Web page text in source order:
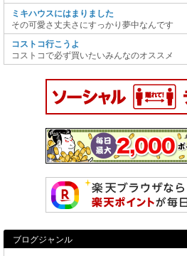
ミキハウスにはまりました
その可愛さ丈夫さにすっかり夢中なんです
コストコ行こうよ
コストコで必ず買いたいみんなのオススメ
ブログジャンル